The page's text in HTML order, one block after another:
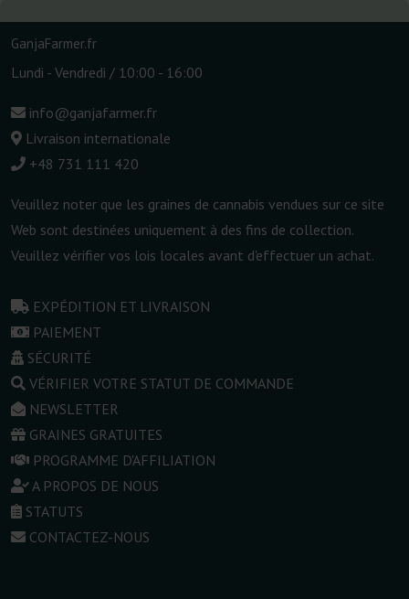
GanjaFarmer.fr
Lundi - Vendredi / 10:00 - 16:00
info@ganjafarmer.fr
Livraison internationale
+48 731 111 420
Veuillez noter que les graines de cannabis vendues sur ce site
Web sont destinées uniquement à des fins de collection.
Veuillez vérifier vos lois locales avant d'effectuer un achat.
EXPÉDITION ET LIVRAISON
PAIEMENT
SÉCURITÉ
VÉRIFIER VOTRE STATUT DE COMMANDE
NEWSLETTER
GRAINES GRATUITES
PROGRAMME D'AFFILIATION
A PROPOS DE NOUS
STATUTS
CONTACTEZ-NOUS